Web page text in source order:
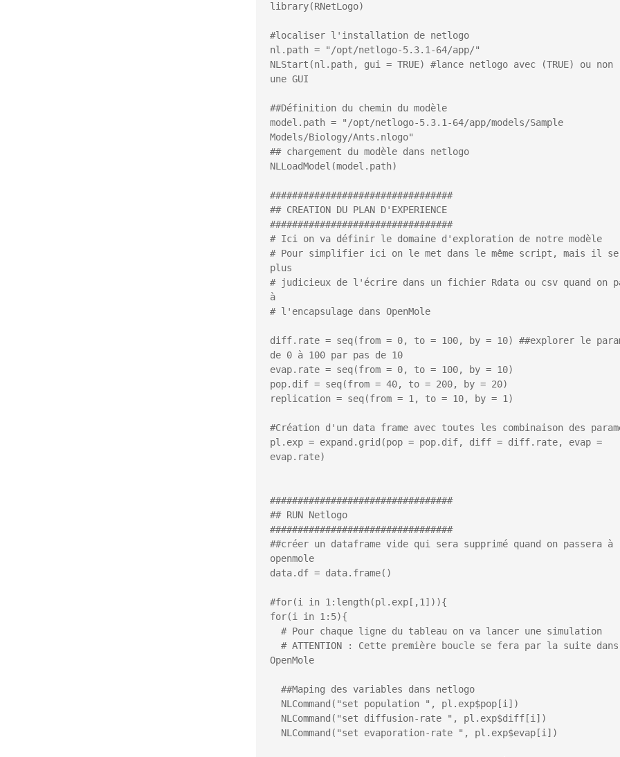
library(RNetLogo)
#localiser l'installation de netlogo
nl.path = "/opt/netlogo-5.3.1-64/app/"
NLStart(nl.path, gui = TRUE) #lance netlogo avec (TRUE) ou non
une GUI
##Définition du chemin du modèle
model.path = "/opt/netlogo-5.3.1-64/app/models/Sample
Models/Biology/Ants.nlogo"
## chargement du modèle dans netlogo
NLLoadModel(model.path)
#################################
## CREATION DU PLAN D'EXPERIENCE
#################################
# Ici on va définir le domaine d'exploration de notre modèle
# Pour simplifier ici on le met dans le même script, mais il
plus
# judicieux de l'écrire dans un fichier Rdata ou csv quand on
à
# l'encapsulage dans OpenMole
diff.rate = seq(from = 0, to = 100, by = 10) ##explorer le
de 0 à 100 par pas de 10
evap.rate = seq(from = 0, to = 100, by = 10)
pop.dif = seq(from = 40, to = 200, by = 20)
replication = seq(from = 1, to = 10, by = 1)
#Création d'un data frame avec toutes les combinaison des
pl.exp = expand.grid(pop = pop.dif, diff = diff.rate, evap =
evap.rate)
#################################
## RUN Netlogo
#################################
##créer un dataframe vide qui sera supprimé quand on passera à
openmole
data.df = data.frame()
#for(i in 1:length(pl.exp[,1])){
for(i in 1:5){
OpenMole